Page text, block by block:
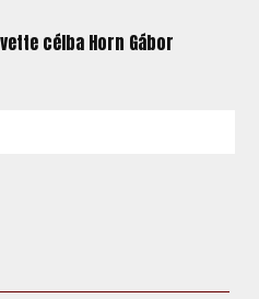
célba Horn Gábor